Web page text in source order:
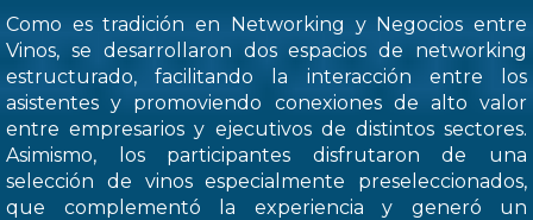
Como es tradición en Networking y Negocios entre
Vinos, se desarrollaron dos espacios de networking
estructurado, facilitando la interacción entre los
asistentes y promoviendo conexiones de alto valor
entre empresarios y ejecutivos de distintos sectores.
Asimismo, los participantes disfrutaron de una
selección de vinos especialmente preseleccionados,
que complementó la experiencia y generó un